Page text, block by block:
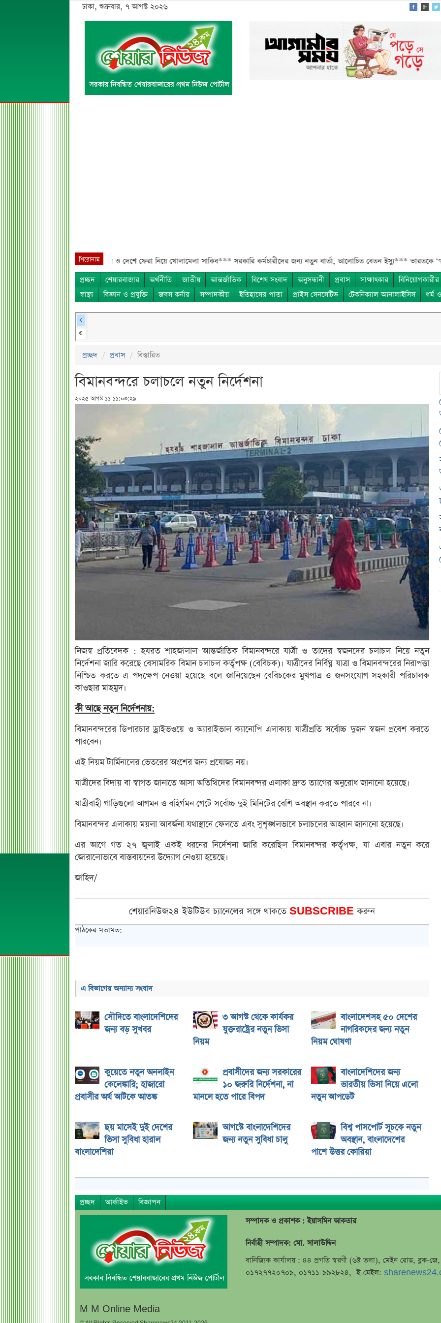
ঢাকা, শুক্রবার, ৭ আগস্ট ২০২৬
শিরোনাম
শেখ হাসিনা, মামলা ও দেশে ফেরা নিয়ে খোলামেলা সাকিব*** সরকারি কর্মচারীদের জন্য নতুন বার্তা, আলোচিত বেতন ইস্যু*** ভারতকে ‘৭ নম্বর
প্রচ্ছদ
শেয়ারবাজার অর্থনীতি জাতীয় আন্তর্জাতিক বিশেষ সংবাদ অনুসন্ধানী প্রবাস সাক্ষাৎকার
স্বাস্থ্য
বিজ্ঞান ও প্রযুক্তি জবস কর্নার সম্পাদকীয় ইতিহাসের পাতা প্রাইস সেনসেটিভ টেকনিক্যাল অ্যনালাইসিস ধর্ম
প্রচ্ছদ প্রবাস বিস্তারিত
বিমানবন্দরে চলাচলে নতুন নির্দেশনা
২০২৫ আগস্ট ১১ ১১:০৩:২৯
নিজস্ব প্রতিবেদক : হযরত শাহজালাল আন্তর্জাতিক বিমানবন্দরে যাত্রী ও তাদের স্বজনদের চলাচল নিয়ে নতুন
নির্দেশনা জারি করেছে বেসামরিক বিমান চলাচল কর্তৃপক্ষ (বেবিচক)। যাত্রীদের নির্বিঘ্ন যাত্রা ও বিমানবন্দরের নিরাপত্তা
নিশ্চিত করতে এ পদক্ষেপ নেওয়া হয়েছে বলে জানিয়েছেন বেবিচকের মুখপাত্র ও জনসংযোগ সহকারী পরিচালক
কাওছার মাহমুদ।
কী আছে নতুন নির্দেশনায়:
বিমানবন্দরের ডিপারচার ড্রাইভওয়ে ও অ্যারাইভাল ক্যানোপি এলাকায় যাত্রীপ্রতি সর্বোচ্চ দুজন স্বজন প্রবেশ করতে
পারবেন।
এই নিয়ম টার্মিনালের ভেতরের অংশের জন্য প্রযোজ্য নয়।
যাত্রীদের বিদায় বা স্বাগত জানাতে আসা অতিথিদের বিমানবন্দর এলাকা দ্রুত ত্যাগের অনুরোধ জানানো হয়েছে।
যাত্রীবাহী গাড়িগুলো আগমন ও বহির্গমন গেটে সর্বোচ্চ দুই মিনিটের বেশি অবস্থান করতে পারবে না।
বিমানবন্দর এলাকায় ময়লা আবর্জনা যথাস্থানে ফেলতে এবং সুশৃঙ্খলভাবে চলাচলের আহ্বান জানানো হয়েছে।
এর আগে গত ২৭ জুলাই একই ধরনের নির্দেশনা জারি করেছিল বিমানবন্দর কর্তৃপক্ষ, যা এবার নতুন করে
জোরালোভাবে বাস্তবায়নের উদ্যোগ নেওয়া হয়েছে।
জাহিদ/
শেয়ারনিউজ২৪ ইউটিউব চ্যানেলের সঙ্গে থাকতে SUBSCRIBEকরুন
পাঠকের মতামত:
এ বিভাগের অন্যান্য সংবাদ
সৌদিতে বাংলাদেশিদের
জন্য বড় সুখবর
৩ আগস্ট থেকে কার্যকর
যুক্তরাষ্ট্রের নতুন ভিসা
নিয়ম
বাংলাদেশসহ ৫০ দেশের
নাগরিকদের জন্য নতুন
নিয়ম ঘোষণা
কুয়েতে নতুন অনলাইন
কেলেঙ্কারি; হাজারো
প্রবাসীর অর্থ আটকে আতঙ্ক
প্রবাসীদের জন্য সরকারের
১০ জরুরি নির্দেশনা, না
মানলে হতে পারে বিপদ
বাংলাদেশিদের জন্য
ভারতীয় ভিসা নিয়ে এলো
নতুন আপডেট
ছয় মাসেই দুই দেশের
ভিসা সুবিধা হারাল
বাংলাদেশিরা
আগস্টে বাংলাদেশিদের
জন্য নতুন সুবিধা চালু
বিশ্ব পাসপোর্ট সূচকে নতুন
অবস্থান, বাংলাদেশের
পাশে উত্তর কোরিয়া
প্রচ্ছদ আর্কাইভ বিজ্ঞাপন
M M Online Media
সম্পাদক ও প্রকাশক : ইয়াসমিন আকতার
নির্বাহী সম্পাদক: মো. সালাউদ্দিন
বানিজ্যিক কার্যালয় : ৪৪ প্রগতি স্বরণী (৬ষ্ট তলা), মেইন রোড, ব্লক-
০১৭২৭৭২০৭০৯, ০১৭১১-৯৯২৮২৪, ই-মেইল: